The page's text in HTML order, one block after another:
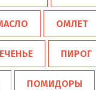
ОМЛЕТ
ПИРОГ
ПОМИДОРЫ